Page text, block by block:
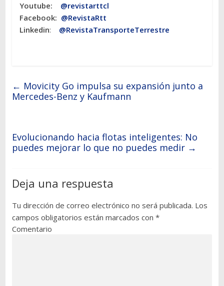
Youtube: @revistarttcl
Facebook: @RevistaRtt
Linkedin: @RevistaTransporteTerrestre
← Movicity Go impulsa su expansión junto a
Mercedes-Benz y Kaufmann
Evolucionando hacia flotas inteligentes: No
puedes mejorar lo que no puedes medir →
Deja una respuesta
Tu dirección de correo electrónico no será publicada. Los
campos obligatorios están marcados con *
Comentario